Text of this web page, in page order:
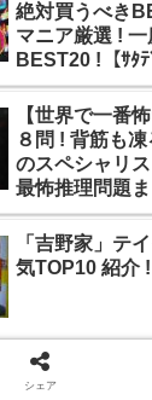
絶対買うべき
マニア厳選 !
BEST20 !【ｻﾀﾃ
【世界で一番
８問 ! 背筋も
のスペシャリ
最怖推理問題
「吉野家」テ
気TOP10 紹介 !
【ｼﾞｮﾌﾞﾁｭｰﾝ
るシリーズ美
シェア